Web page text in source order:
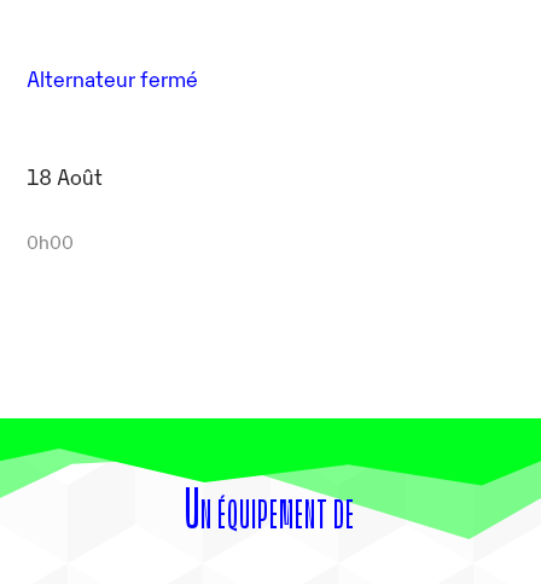
Alternateur fermé
18 Août
0h00
Un équipement de